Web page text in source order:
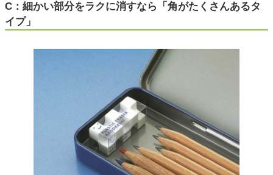
C：細かい部分をラクに消すなら「角がたくさんあるタ
イプ」